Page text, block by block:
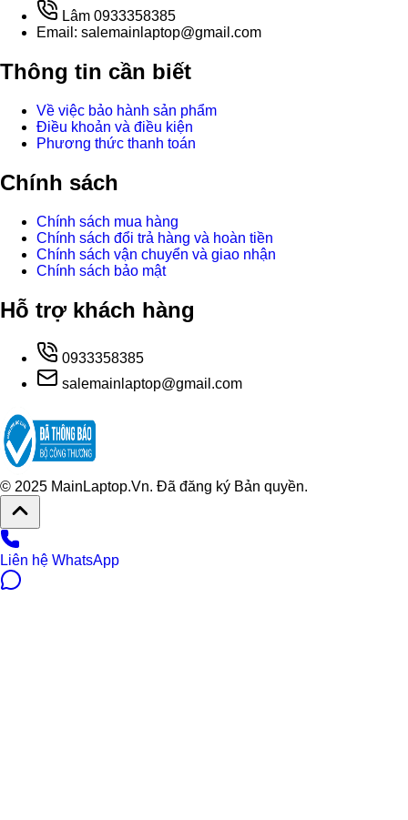
Lâm 0933358385
Email: salemainlaptop@gmail.com
Thông tin cần biết
Về việc bảo hành sản phẩm
Điều khoản và điều kiện
Phương thức thanh toán
Chính sách
Chính sách mua hàng
Chính sách đổi trả hàng và hoàn tiền
Chính sách vận chuyển và giao nhận
Chính sách bảo mật
Hỗ trợ khách hàng
0933358385
salemainlaptop@gmail.com
© 2025 MainLaptop.Vn. Đã đăng ký Bản quyền.
Liên hệ WhatsApp